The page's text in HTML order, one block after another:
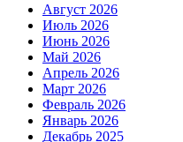
Август 2026
Июль 2026
Июнь 2026
Май 2026
Апрель 2026
Март 2026
Февраль 2026
Январь 2026
Декабрь 2025